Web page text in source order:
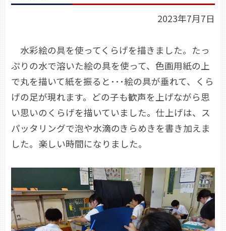
2023年7月7日
水彩絵の具を使ってくらげを描きました。たっ
ぷりの水で溶いた絵の具を使って、色画用紙の上
で丸を描いて紙を振ると･･･絵の具が垂れて、くら
げの足が現れます。どの子も歓声を上げながら思
い思いのくらげを描いていました。仕上げは、ス
パッタリングで泡や水滴のきらめきを書き加えま
した。楽しい時間になりました。